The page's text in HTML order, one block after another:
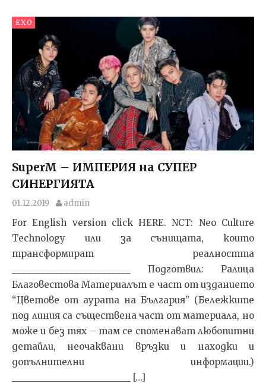
EXO
SuperM – ИМПЕРИЯ на СУПЕР
СИНЕРГИЯТА
01.12.2019 admin
For English version click HERE. NCT: Neo Culture
Technology или за сънищата, които
трансформират реалността
_________________________ Подготвил: Ралица
Благовестова Материалът е част от изданието
“Цветове от аурата на България” (Бележките
под линия са съществена част от материала, но
може и без тях – там се споменават любопитни
детайли, неочаквани връзки и находки и
допълнителни информации.)
_________________________ […]